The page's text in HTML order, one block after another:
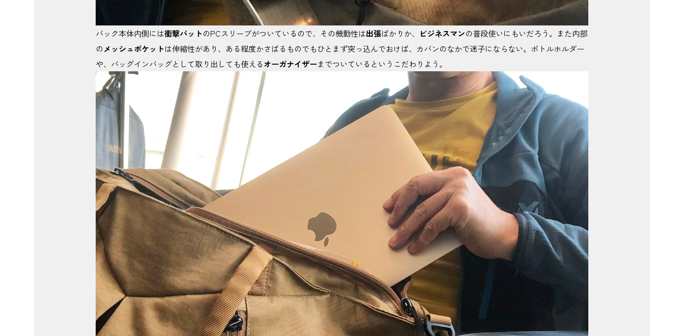
バック本体内側には衝撃パットのPCスリーブがついているので、その機動性は出張ばかりか、 ビジネスマンの普段使いにもいだろう。また内部
のメッシュポケットは伸縮性があり、ある程度かさばるものでもひとまず突っ込んでおけば、カバンのなかで迷子にならない。ボトルホルダー
や、バッグインバッグとして取り出しても使えるオーガナイザーまでついているというこだわりよう。